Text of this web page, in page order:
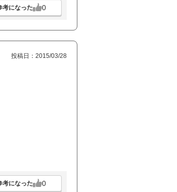
考になった 0
投稿日：2015/03/28
考になった 0